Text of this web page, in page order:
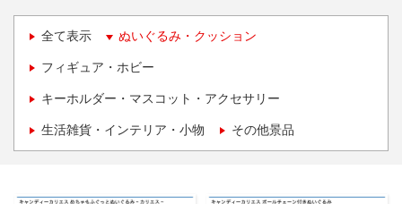
全て表示 ぬいぐるみ・クッション
フィギュア・ホビー
キーホルダー・マスコット・アクセサリー
生活雑貨・インテリア・小物 その他景品